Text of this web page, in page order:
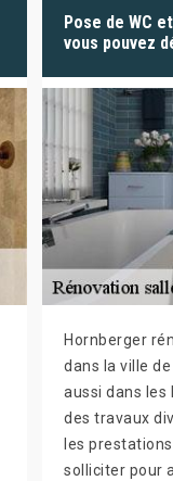
Pose de WC
vous pouvez
Hornberger
dans la ville
aussi dans les
des travaux
les
solliciter pour